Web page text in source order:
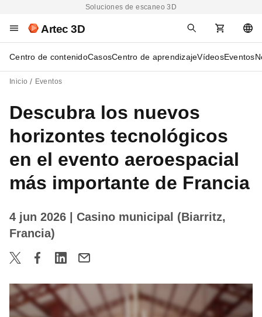
Soluciones de escaneo 3D
Artec 3D
Centro de contenidoCasosCentro de aprendizajeVídeosEventos
Inicio Eventos
Descubra los nuevos
horizontes tecnológicos
en el evento aeroespacial
más importante de Francia
4 jun 2026
| Casino municipal (Biarritz,
Francia)